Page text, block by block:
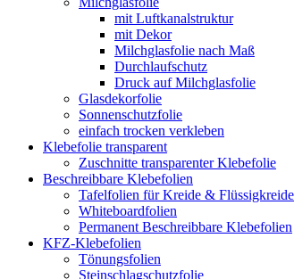
mit Luftkanalstruktur
mit Dekor
Milchglasfolie nach Maß
Durchlaufschutz
Druck auf Milchglasfolie
Glasdekorfolie
Sonnenschutzfolie
einfach trocken verkleben
Klebefolie transparent
Zuschnitte transparenter Klebefolie
Beschreibbare Klebefolien
Tafelfolien für Kreide & Flüssigkreide
Whiteboardfolien
Permanent Beschreibbare Klebefolien
KFZ-Klebefolien
Tönungsfolien
Steinschlagschutzfolie